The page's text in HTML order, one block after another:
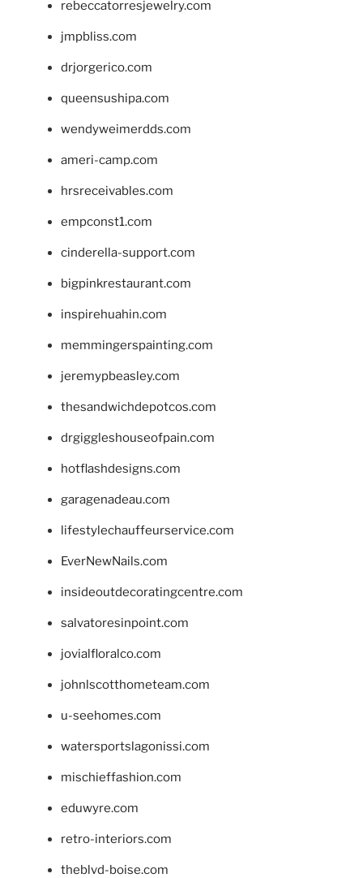
rebeccatorresjewelry.com
jmpbliss.com
drjorgerico.com
queensushipa.com
wendyweimerdds.com
ameri-camp.com
hrsreceivables.com
empconst1.com
cinderella-support.com
bigpinkrestaurant.com
inspirehuahin.com
memmingerspainting.com
jeremypbeasley.com
thesandwichdepotcos.com
drgiggleshouseofpain.com
hotflashdesigns.com
garagenadeau.com
lifestylechauffeurservice.com
EverNewNails.com
insideoutdecoratingcentre.com
salvatoresinpoint.com
jovialfloralco.com
johnlscotthometeam.com
u-seehomes.com
watersportslagonissi.com
mischieffashion.com
eduwyre.com
retro-interiors.com
theblvd-boise.com